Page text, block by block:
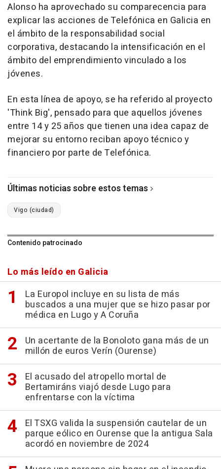
Alonso ha aprovechado su comparecencia para
explicar las acciones de Telefónica en Galicia en
el ámbito de la responsabilidad social
corporativa, destacando la intensificación en el
ámbito del emprendimiento vinculado a los
jóvenes.
En esta línea de apoyo, se ha referido al proyecto
'Think Big', pensado para que aquellos jóvenes
entre 14 y 25 años que tienen una idea capaz de
mejorar su entorno reciban apoyo técnico y
financiero por parte de Telefónica.
Últimas noticias sobre estos temas
Vigo (ciudad)
Contenido patrocinado
Lo más leído en Galicia
La Europol incluye en su lista de más
buscados a una mujer que se hizo pasar por
médica en Lugo y A Coruña
Un acertante de la Bonoloto gana más de un
millón de euros Verín (Ourense)
El acusado del atropello mortal de
Bertamiráns viajó desde Lugo para
enfrentarse con la víctima
El TSXG valida la suspensión cautelar de un
parque eólico en Ourense que la antigua Sala
acordó en noviembre de 2024